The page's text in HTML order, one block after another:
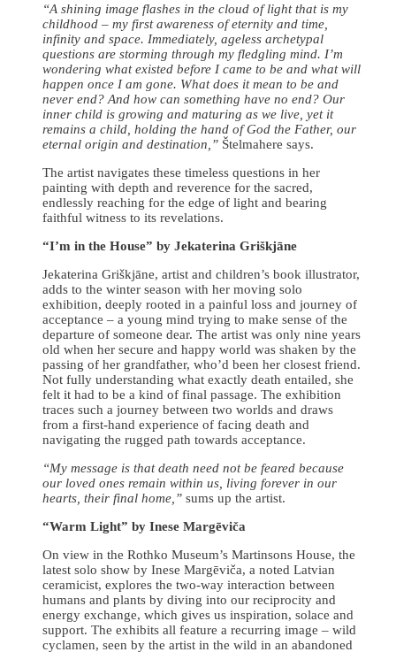
“A shining image flashes in the cloud of light that is my
childhood – my first awareness of eternity and time,
infinity and space. Immediately, ageless archetypal
questions are storming through my fledgling mind. I’m
wondering what existed before I came to be and what will
happen once I am gone. What does it mean to be and
never end? And how can something have no end? Our
inner child is growing and maturing as we live, yet it
remains a child, holding the hand of God the Father, our
eternal origin and destination,” Štelmahere says.
The artist navigates these timeless questions in her
painting with depth and reverence for the sacred,
endlessly reaching for the edge of light and bearing
faithful witness to its revelations.
“I’m in the House” by Jekaterina Griškjāne
Jekaterina Griškjāne, artist and children’s book illustrator,
adds to the winter season with her moving solo
exhibition, deeply rooted in a painful loss and journey of
acceptance – a young mind trying to make sense of the
departure of someone dear. The artist was only nine years
old when her secure and happy world was shaken by the
passing of her grandfather, who’d been her closest friend.
Not fully understanding what exactly death entailed, she
felt it had to be a kind of final passage. The exhibition
traces such a journey between two worlds and draws
from a first-hand experience of facing death and
navigating the rugged path towards acceptance.
“My message is that death need not be feared because
our loved ones remain within us, living forever in our
hearts, their final home,” sums up the artist.
“Warm Light” by Inese Margēviča
On view in the Rothko Museum’s Martinsons House, the
latest solo show by Inese Margēviča, a noted Latvian
ceramicist, explores the two-way interaction between
humans and plants by diving into our reciprocity and
energy exchange, which gives us inspiration, solace and
support. The exhibits all feature a recurring image – wild
cyclamen, seen by the artist in the wild in an abandoned